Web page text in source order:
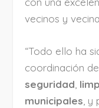
vecinos y
“Todo ello ha
coordinación
seguridad
municipales ,